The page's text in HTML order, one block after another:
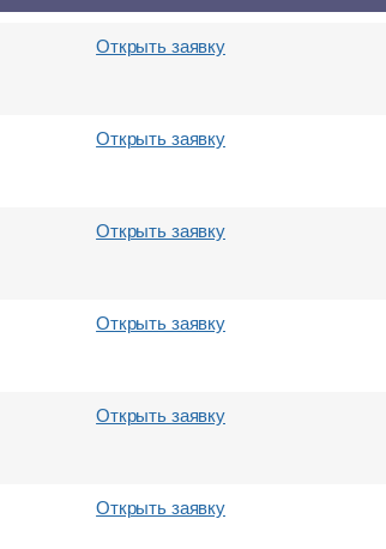
Открыть заявку
Открыть заявку
Открыть заявку
Открыть заявку
Открыть заявку
Открыть заявку